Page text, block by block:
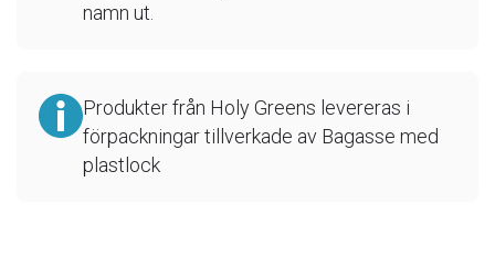
namn ut.
Produkter från Holy Greens levereras i
förpackningar tillverkade av Bagasse med
plastlock